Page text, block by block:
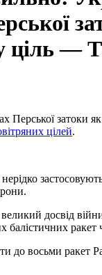
ціль —
цілей.
досвід
ракет
восьми ракет